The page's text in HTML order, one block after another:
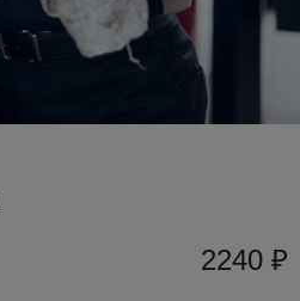
2240 ₽